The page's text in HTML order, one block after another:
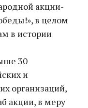
акции-
в целом
в истории
30
и
организаций,
акции, в меру